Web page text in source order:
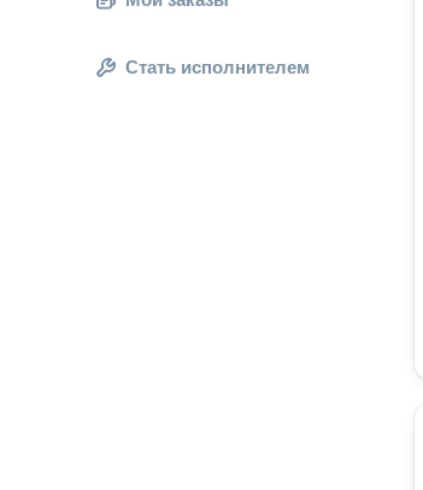
Стать исполнителем